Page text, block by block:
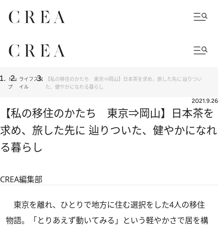
トッ
プ
ライフスタ
イル
【私の移住のかたち 東京⇒岡山】日本茶を求め、旅した先に 辿りつい
た、健やかになれる暮らし
2021.9.26
【私の移住のかたち 東京⇒岡山】日本茶を
求め、旅した先に 辿りついた、健やかになれ
る暮らし
CREA編集部
東京を離れ、ひとりで地方に住む選択をした4人の移住
物語。「とりあえず動いてみる」という軽やかさで居を構